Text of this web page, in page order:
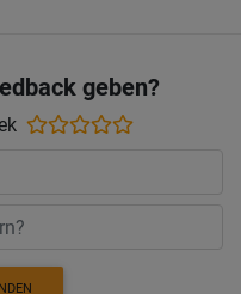
geben?